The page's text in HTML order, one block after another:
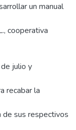
un manual
cooperativa
julio y
recabar la
de sus respectivos